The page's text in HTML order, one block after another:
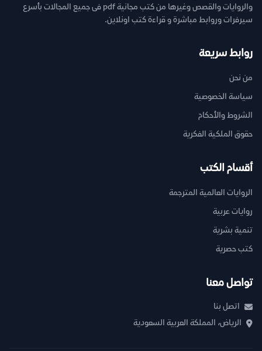
والروايات والقصص وغيرها من كتب مجانية pdf فى جميع المجالات بأسرع
سيرفرات وروابط مباشرة و قراءة كتب اونلاين.
روابط سريعة
من نحن
سياسة الخصوصية
الشروط والأحكام
حقوق الملكية الفكرية
أقسام الكتب
الروايات العالمية المترجمة
روايات عربية
تنمية بشرية
كتب حصرية
تواصل معنا
اتصل بنا
الرياض، المملكة العربية السعودية